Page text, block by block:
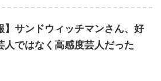
】サンドウィッチマンさん、好
人ではなく高感度芸人だった